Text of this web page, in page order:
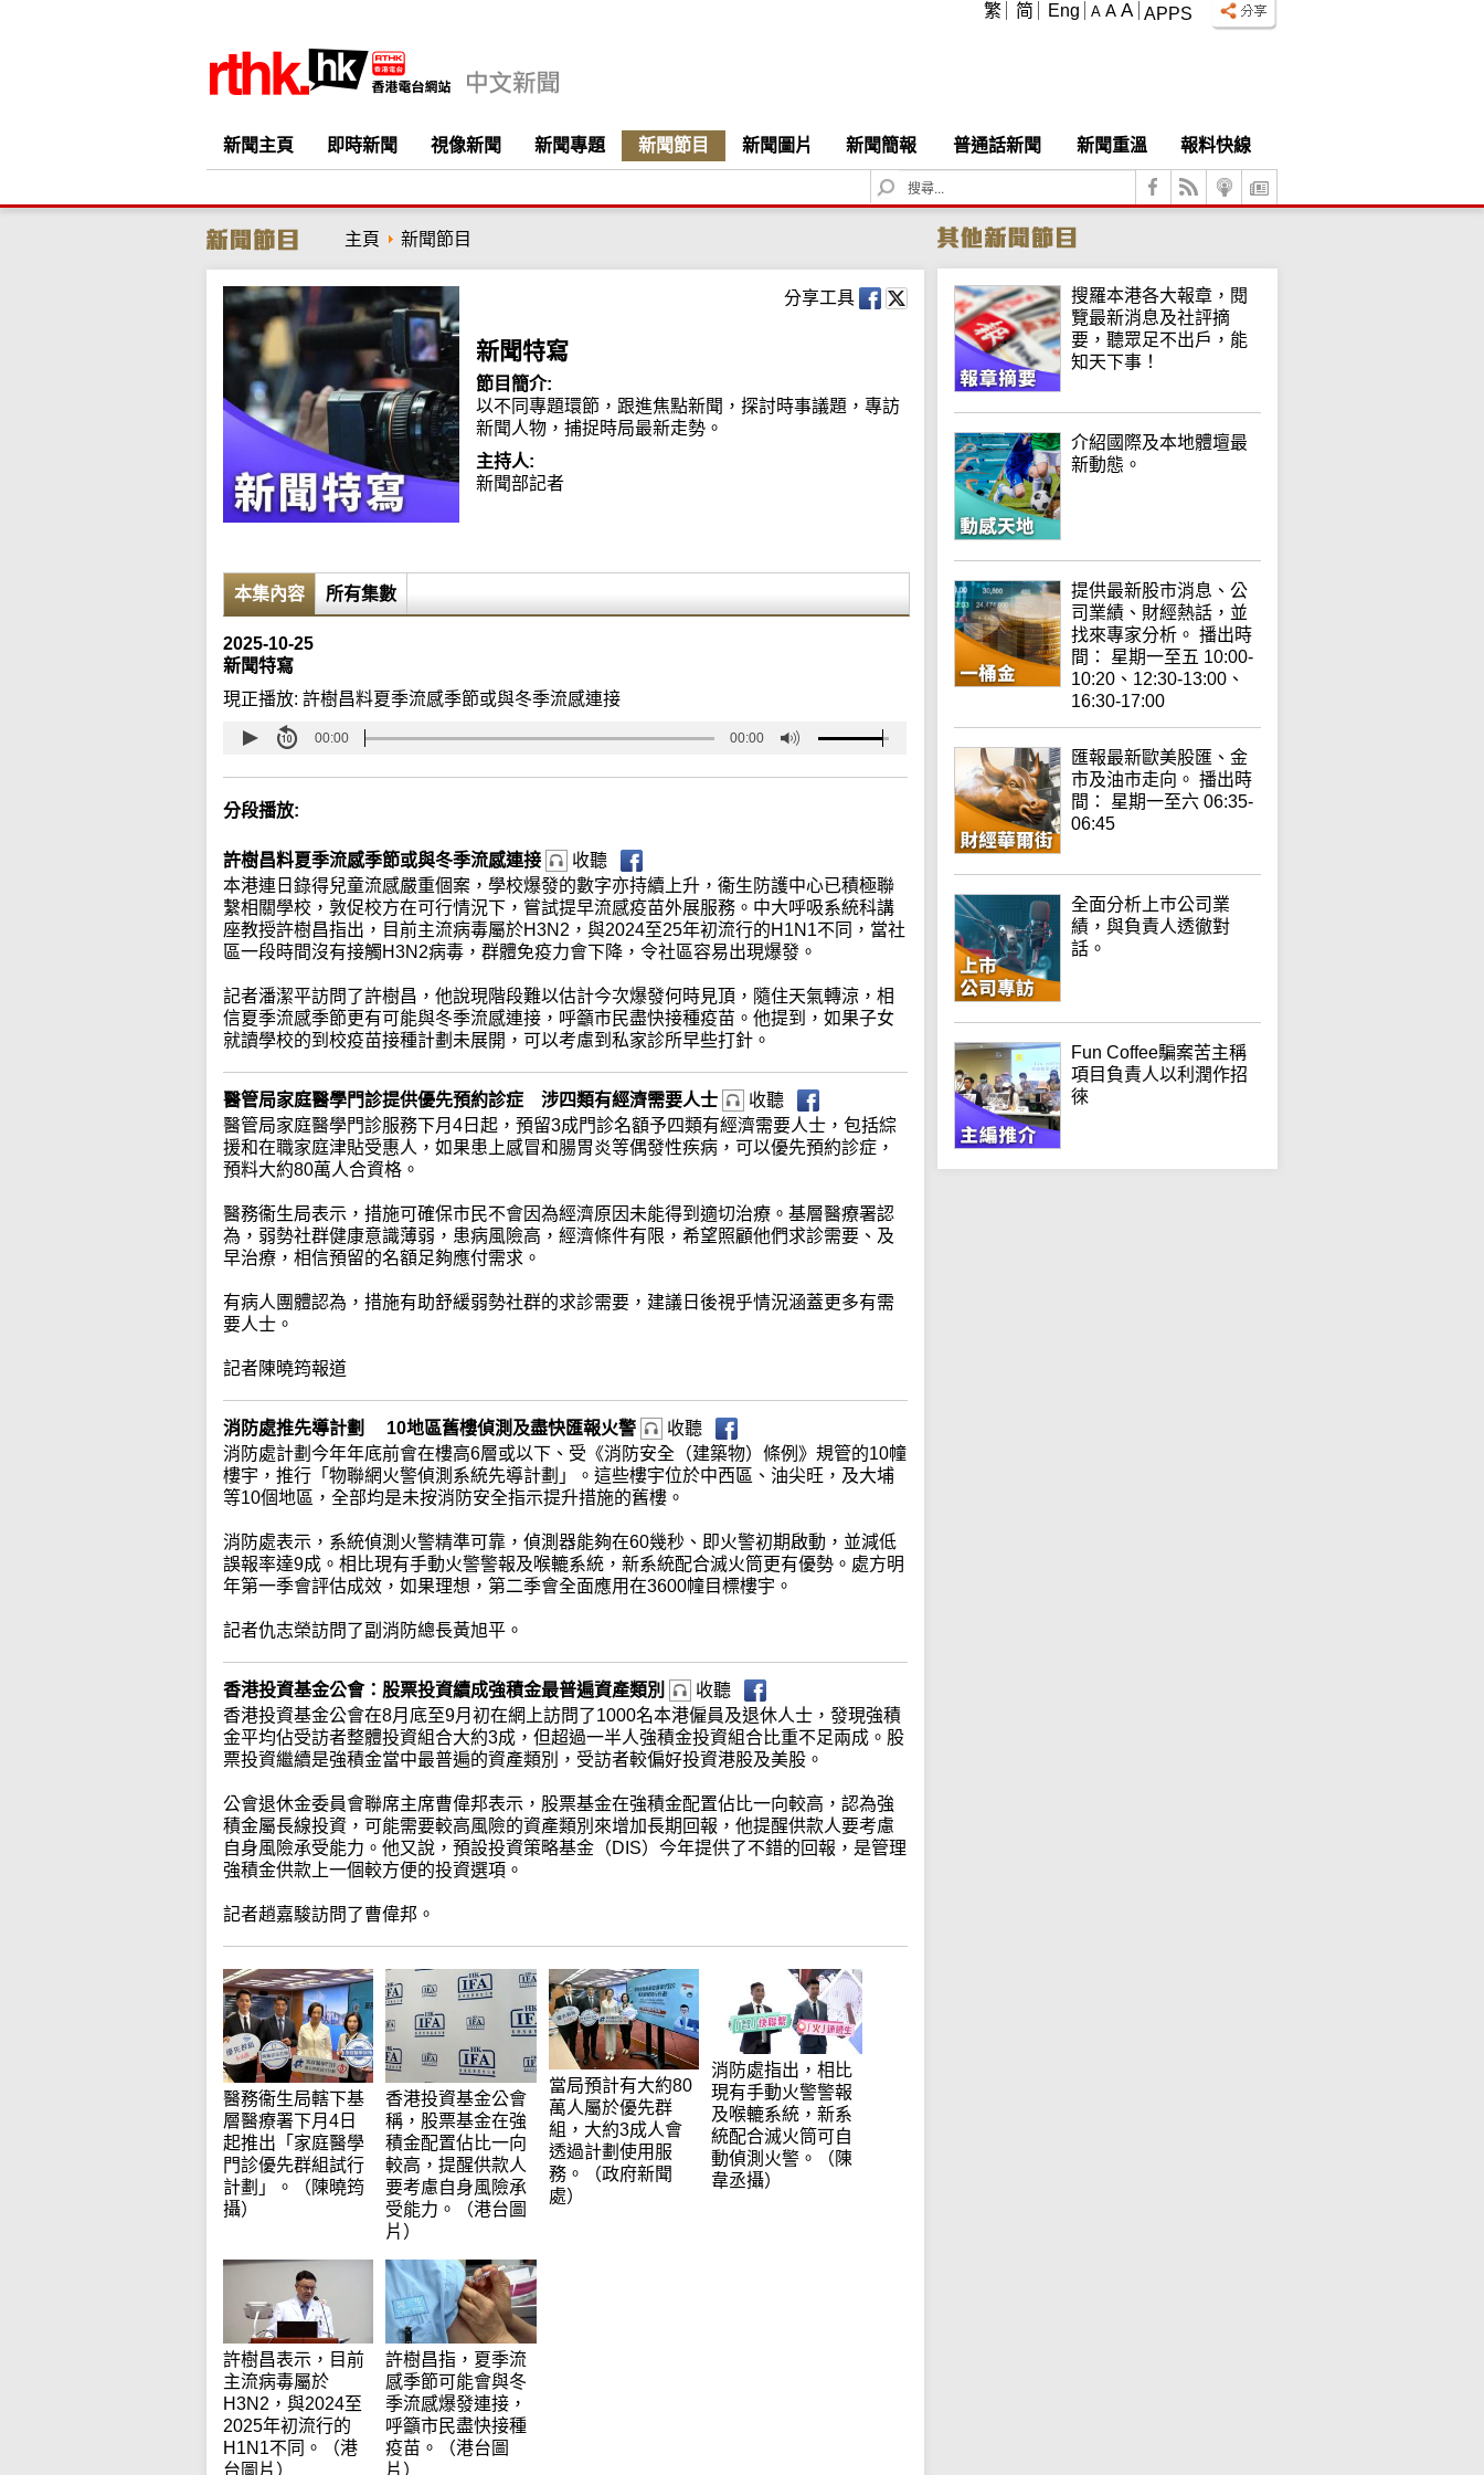
APPS
A A A
繁 简 Eng
新聞主頁 即時新聞 視像新聞 新聞專題 新聞節目 新聞圖片 新聞簡報 普通話新聞 新聞重溫
報料快線
S
e
c
h
主頁 新聞節目
分享工具
新聞特寫
節目簡介:
以不同專題環節，跟進焦點新聞，探討時事議題，專訪
新聞人物，捕捉時局最新走勢。
主持人:
新聞部記者
本集內容 所有集數
2025-10-25
新聞特寫
現正播放: 許樹昌料夏季流感季節或與冬季流感連接
00:00 00:00
分段播放:
許樹昌料夏季流感季節或與冬季流感連接
收聽
本港連日錄得兒童流感嚴重個案，學校爆發的數字亦持續上升，衞生防護中心已積極聯
繫相關學校，敦促校方在可行情況下，嘗試提早流感疫苗外展服務。中大呼吸系統科講
座教授許樹昌指出，目前主流病毒屬於H3N2，與2024至25年初流行的H1N1不同，當社
區一段時間沒有接觸H3N2病毒，群體免疫力會下降，令社區容易出現爆發。
記者潘潔平訪問了許樹昌，他說現階段難以估計今次爆發何時見頂，隨住天氣轉涼，相
信夏季流感季節更有可能與冬季流感連接，呼籲市民盡快接種疫苗。他提到，如果子女
就讀學校的到校疫苗接種計劃未展開，可以考慮到私家診所早些打針。
醫管局家庭醫學門診提供優先預約診症 涉四類有經濟需要人士
收聽
醫管局家庭醫學門診服務下月4日起，預留3成門診名額予四類有經濟需要人士，包括綜
援和在職家庭津貼受惠人，如果患上感冒和腸胃炎等偶發性疾病，可以優先預約診症，
預料大約80萬人合資格。
醫務衞生局表示，措施可確保市民不會因為經濟原因未能得到適切治療。基層醫療署認
為，弱勢社群健康意識薄弱，患病風險高，經濟條件有限，希望照顧他們求診需要、及
早治療，相信預留的名額足夠應付需求。
有病人團體認為，措施有助舒緩弱勢社群的求診需要，建議日後視乎情況涵蓋更多有需
要人士。
記者陳曉筠報道
消防處推先導計劃 10地區舊樓偵測及盡快匯報火警
收聽
消防處計劃今年年底前會在樓高6層或以下、受《消防安全（建築物）條例》規管的10幢
樓宇，推行「物聯網火警偵測系統先導計劃」。這些樓宇位於中西區、油尖旺，及大埔
等10個地區，全部均是未按消防安全指示提升措施的舊樓。
消防處表示，系統偵測火警精準可靠，偵測器能夠在60幾秒、即火警初期啟動，並減低
誤報率達9成。相比現有手動火警警報及喉轆系統，新系統配合滅火筒更有優勢。處方明
年第一季會評估成效，如果理想，第二季會全面應用在3600幢目標樓宇。
記者仇志榮訪問了副消防總長黃旭平。
香港投資基金公會：股票投資續成強積金最普遍資產類別
收聽
香港投資基金公會在8月底至9月初在網上訪問了1000名本港僱員及退休人士，發現強積
金平均佔受訪者整體投資組合大約3成，但超過一半人強積金投資組合比重不足兩成。股
票投資繼續是強積金當中最普遍的資產類別，受訪者較偏好投資港股及美股。
公會退休金委員會聯席主席曹偉邦表示，股票基金在強積金配置佔比一向較高，認為強
積金屬長線投資，可能需要較高風險的資產類別來增加長期回報，他提醒供款人要考慮
自身風險承受能力。他又說，預設投資策略基金（DIS）今年提供了不錯的回報，是管理
強積金供款上一個較方便的投資選項。
記者趙嘉駿訪問了曹偉邦。
醫務衞生局轄下基
層醫療署下月4日
起推出「家庭醫學
門診優先群組試行
計劃」。（陳曉筠
攝）
香港投資基金公會
稱，股票基金在強
積金配置佔比一向
較高，提醒供款人
要考慮自身風險承
受能力。（港台圖
片）
當局預計有大約80
萬人屬於優先群
組，大約3成人會
透過計劃使用服
務。（政府新聞
處）
消防處指出，相比
現有手動火警警報
及喉轆系統，新系
統配合滅火筒可自
動偵測火警。（陳
韋丞攝）
許樹昌表示，目前
主流病毒屬於
H3N2，與2024至
2025年初流行的
H1N1不同。（港
台圖片）
許樹昌指，夏季流
感季節可能會與冬
季流感爆發連接，
呼籲市民盡快接種
疫苗。（港台圖
片）
搜羅本港各大報章，閱
覽最新消息及社評摘
要，聽眾足不出戶，能
知天下事！
介紹國際及本地體壇最
新動態。
提供最新股市消息、公
司業績、財經熱話，並
找來專家分析。 播出時
間： 星期一至五 10:00-
10:20、12:30-13:00、
16:30-17:00
匯報最新歐美股匯、金
市及油市走向。 播出時
間： 星期一至六 06:35-
06:45
全面分析上巿公司業
績，與負責人透徹對
話。
Fun Coffee騙案苦主稱
項目負責人以利潤作招
徠